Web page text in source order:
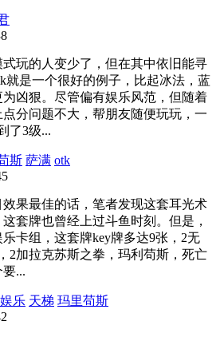
玩的人变少了，但在其中依旧能寻
就是一个很好的例子，比起冰法，蓝
凶狠。尽管偏有娱乐风范，但随着
分问题不大，帮朋友随便玩玩，一
了3级...
斯 萨满 otk
效果最佳的话，笔者发现这套耳光术
套牌也曾经上过斗鱼时刻。但是，
卡组，这套牌key牌多达9张，2无
2加拉克苏斯之拳，玛利苟斯，死亡
...
娱乐 天梯 玛里苟斯